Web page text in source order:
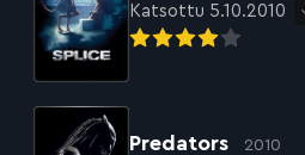
Katsottu 5.10.2010
Predators 2010